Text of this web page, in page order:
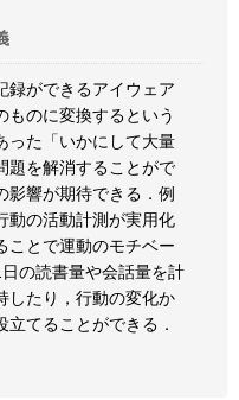
録ができるアイウェア
ものに変換するという
った「いかにして大量
題を解消することがで
影響が期待できる．例
動の活動計測が実用化
ことで運動のモチベー
の読書量や会話量を計
したり，行動の変化か
てることができる．